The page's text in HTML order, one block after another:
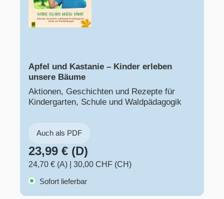
Apfel und Kastanie – Kinder erleben
unsere Bäume
Aktionen, Geschichten und Rezepte für
Kindergarten, Schule und Waldpädagogik
Auch als PDF
23,99 € (D)
24,70 € (A)
30,00 CHF (CH)
Sofort lieferbar